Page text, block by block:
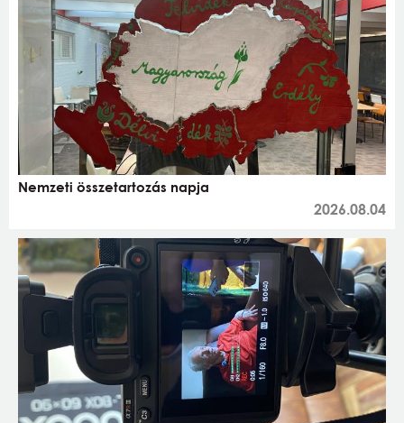
Nemzeti összetartozás napja
2026.08.04